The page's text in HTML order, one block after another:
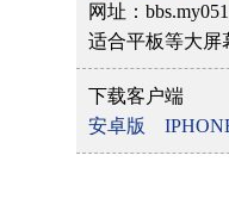
网址：
适合平板等大屏
下载客户端
安卓版